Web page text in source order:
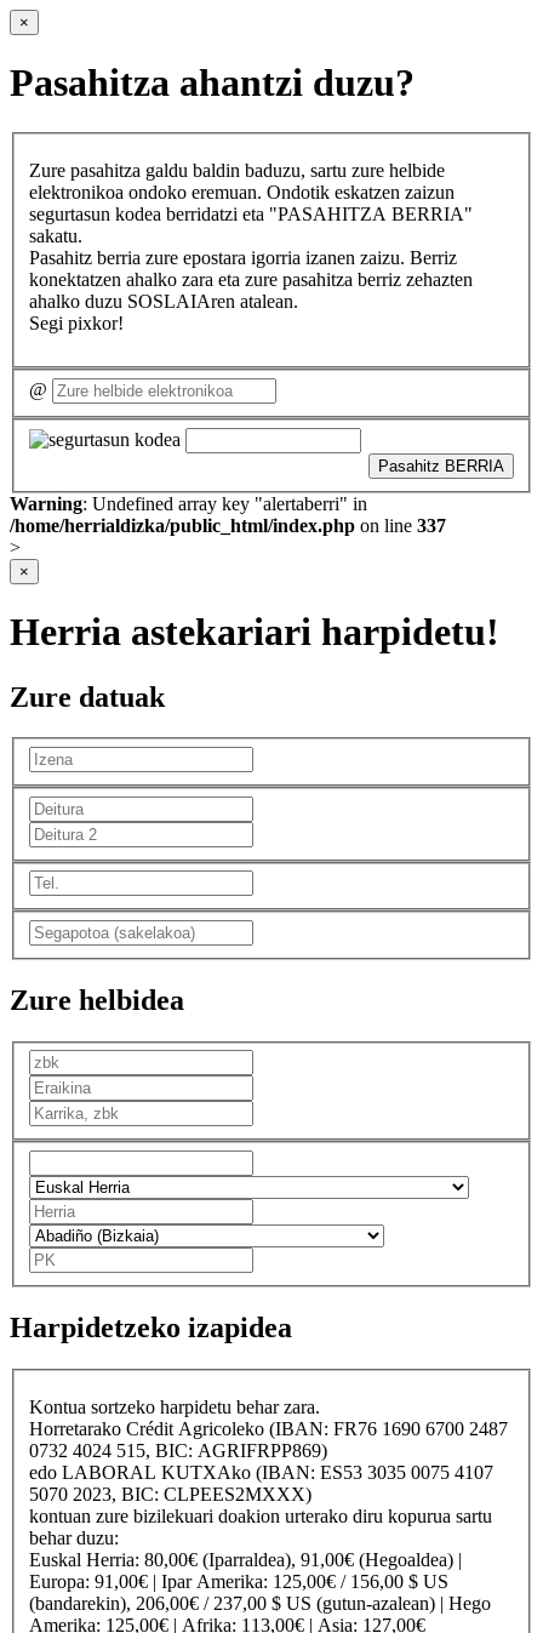
×
Pasahitza ahantzi duzu?
Zure pasahitza galdu baldin baduzu, sartu zure helbide
elektronikoa ondoko eremuan. Ondotik eskatzen zaizun
segurtasun kodea berridatzi eta "PASAHITZA BERRIA"
sakatu.
Pasahitz berria zure epostara igorria izanen zaizu. Berriz
konektatzen ahalko zara eta zure pasahitza berriz zehazten
ahalko duzu SOSLAIAren atalean.
Segi pixkor!
@
Pasahitz BERRIA
Warning: Undefined array key "alertaberri" in
/home/herrialdizka/public_html/index.php on line 337
>
×
Herria astekariari harpidetu!
Zure datuak
Zure helbidea
Harpidetzeko izapidea
Kontua sortzeko harpidetu behar zara.
Horretarako Crédit Agricoleko (IBAN: FR76 1690 6700 2487
0732 4024 515, BIC: AGRIFRPP869)
edo LABORAL KUTXAko (IBAN: ES53 3035 0075 4107
5070 2023, BIC: CLPEES2MXXX)
kontuan zure bizilekuari doakion urterako diru kopurua sartu
behar duzu:
Euskal Herria: 80,00€ (Iparraldea), 91,00€ (Hegoaldea) |
Europa: 91,00€ | Ipar Amerika: 125,00€ / 156,00 $ US
(bandarekin), 206,00€ / 237,00 $ US (gutun-azalean) | Hego
Amerika: 125,00€ | Afrika: 113,00€ | Asia: 127,00€